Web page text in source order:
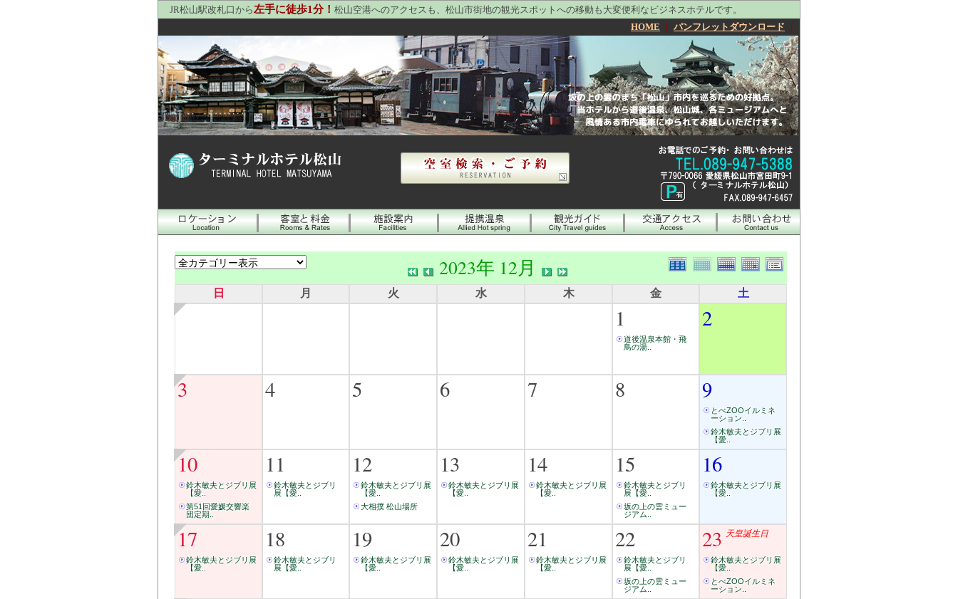
JR松山駅改札口から左手に徒歩1分！ 松山空港へのアクセスも、松山市街地の観光スポットへの移動も大変便利なビジネスホテルです。
HOME
パンフレットダウンロード
2023年 12月
日 月 火 水 木 金 土
1
道後温泉本館・飛
鳥の湯..
2
3 4 5 6 7 8 9
とべZOOイルミネ
ーション..
鈴木敏夫とジブリ展
【愛..
10
鈴木敏夫とジブリ展
【愛..
第51回愛媛交響楽
団定期..
11
鈴木敏夫とジブリ
展【愛..
12
鈴木敏夫とジブリ展
【愛..
大相撲 松山場所
13
鈴木敏夫とジブリ展
【愛..
14
鈴木敏夫とジブリ展
【愛..
15
鈴木敏夫とジブリ
展【愛..
坂の上の雲ミュー
ジアム..
16
鈴木敏夫とジブリ展
【愛..
17
鈴木敏夫とジブリ展
【愛..
18
鈴木敏夫とジブリ
展【愛..
19
鈴木敏夫とジブリ展
【愛..
20
鈴木敏夫とジブリ展
【愛..
21
鈴木敏夫とジブリ展
【愛..
22
鈴木敏夫とジブリ
展【愛..
坂の上の雲ミュー
ジアム..
23 天皇誕生日
鈴木敏夫とジブリ展
【愛..
とべZOOイルミネ
ーション..